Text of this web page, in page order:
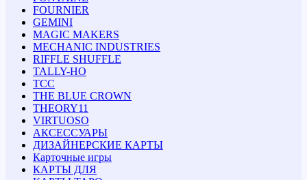
FOURNIER
GEMINI
MAGIC MAKERS
MECHANIC INDUSTRIES
RIFFLE SHUFFLE
TALLY-HO
TCC
THE BLUE CROWN
THEORY11
VIRTUOSO
АКСЕССУАРЫ
ДИЗАЙНЕРСКИЕ КАРТЫ
Карточные игры
КАРТЫ ДЛЯ